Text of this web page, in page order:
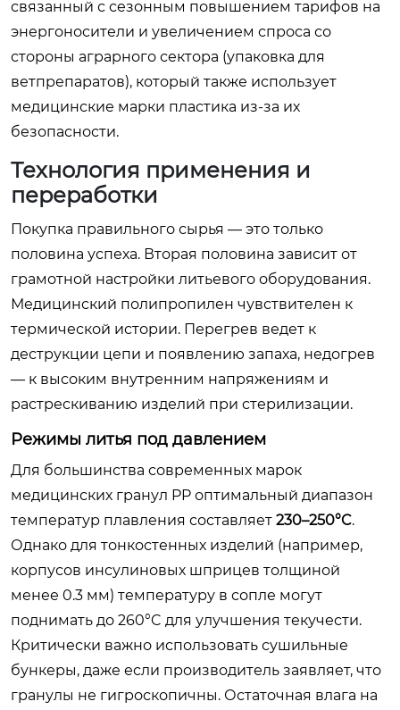
связанный с сезонным повышением тарифов на
энергоносители и увеличением спроса со
стороны аграрного сектора (упаковка для
ветпрепаратов), который также использует
медицинские марки пластика из-за их
безопасности.
Технология применения и
переработки
Покупка правильного сырья — это только
половина успеха. Вторая половина зависит от
грамотной настройки литьевого оборудования.
Медицинский полипропилен чувствителен к
термической истории. Перегрев ведет к
деструкции цепи и появлению запаха, недогрев
— к высоким внутренним напряжениям и
растрескиванию изделий при стерилизации.
Режимы литья под давлением
Для большинства современных марок
медицинских гранул PP оптимальный диапазон
температур плавления составляет 230–250°C.
Однако для тонкостенных изделий (например,
корпусов инсулиновых шприцев толщиной
менее 0.3 мм) температуру в сопле могут
поднимать до 260°C для улучшения текучести.
Критически важно использовать сушильные
бункеры, даже если производитель заявляет, что
гранулы не гигроскопичны. Остаточная влага на